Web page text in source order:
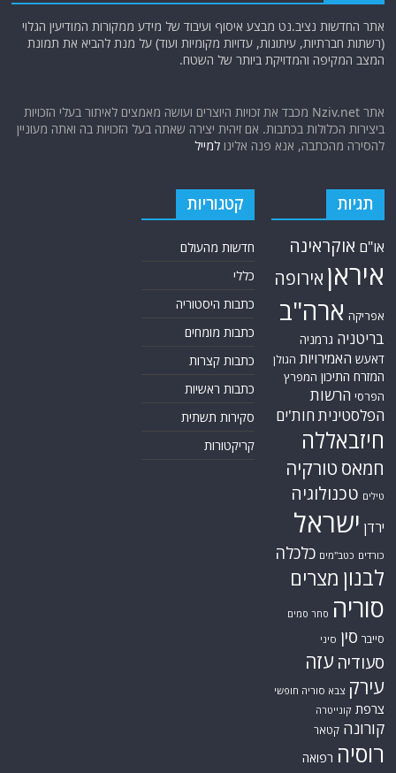
אתר החדשות נציב.נט מבצע איסוף ועיבוד של מידע ממקורות המודיעין הגלוי
(רשתות חברתיות, עיתונות, עדויות מקומיות ועוד) על מנת להביא את תמונת
המצב המקיפה והמדויקת ביותר של השטח.
אתר Nziv.net מכבד את זכויות היוצרים ועושה מאמצים לאיתור בעלי הזכויות
ביצירות הכלולות בכתבות. אם זיהית יצירה שאתה בעל הזכויות בה ואתה מעוניין
להסירה מהכתבה, אנא פנה אלינולמייל
תגיות
או"ם אוקראינה
איראן אירופה
אפריקה ארה"ב
בריטניה גרמניה
דאעש האמירויות הגולן
המזרח התיכון המפרץ
הפרסי הרשות
הפלסטיניתחות'ים
חיזבאללה
חמאס טורקיה
טילים טכנולוגיה
ירדן ישראל
כורדים כטב"מים כלכלה
לבנון מצרים
סוריה סחר סמים
סייבר סין סיני
סעודיה עזה
עירק צבא סוריה חופשי
צרפת קונייטרה
קורונה קטאר
רוסיה רפואה
קטגוריות
חדשות מהעולם
כללי
כתבות היסטוריה
כתבות מומחים
כתבות קצרות
כתבות ראשיות
סקירות תשתית
קריקטורות